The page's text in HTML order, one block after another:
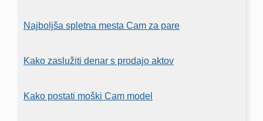
Najboljša spletna mesta Cam za pare
Kako zaslužiti denar s prodajo aktov
Kako postati moški Cam model